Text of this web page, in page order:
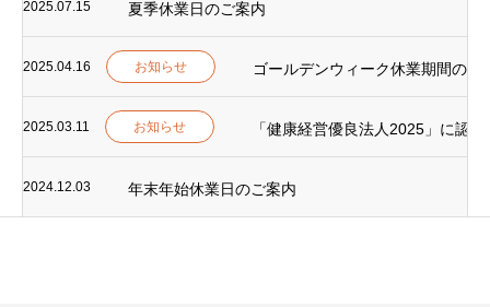
2025.07.15 夏季休業日のご案内
2025.04.16 お知らせ ゴールデンウィーク休業期間のご
2025.03.11 お知らせ 「健康経営優良法人2025」に認
2024.12.03 年末年始休業日のご案内